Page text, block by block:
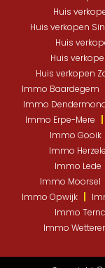
Huis
Huis verkopen
Huis
Huis
Huis verkopen
Immo Baardegem
Immo
Immo Erpe-Mere
Immo Gooik
Immo Herzele
Immo Lede
Immo Moorsel
Immo Opwijk
Immo
Immo